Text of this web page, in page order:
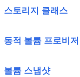
스토리지 클래스
동적 볼륨 프로비
볼륨 스냅샷